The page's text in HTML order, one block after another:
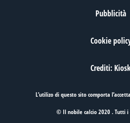
Pubblicità
Cookie
Crediti:
L’utilizo di questo sito comporta
© Il nobile calcio 2020 . Tutti